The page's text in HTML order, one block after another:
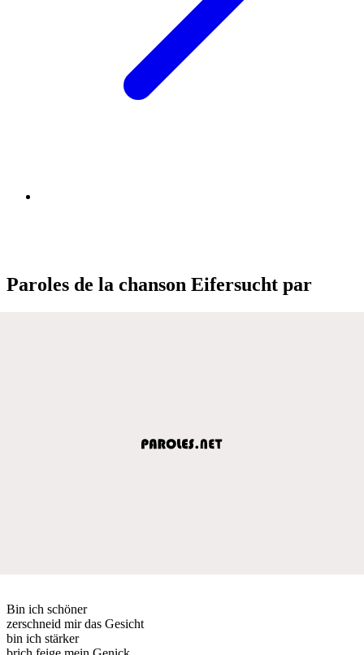
Paroles de la chanson Eifersucht par
Bin ich schöner
zerschneid mir das Gesicht
bin ich stärker